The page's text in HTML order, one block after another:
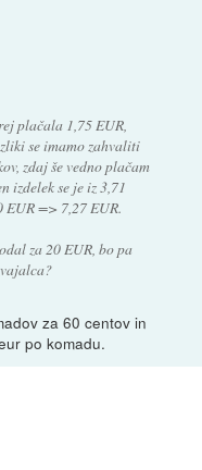
plačala 1,75 EUR,
se imamo zahvaliti
zdaj še vedno plačam
izdelek se je iz 3,71
EUR => 7,27 EUR.
za 20 EUR, bo pa
za 60 centov in
po komadu.